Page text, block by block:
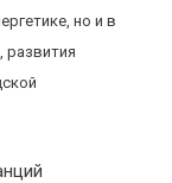
но и в
развития